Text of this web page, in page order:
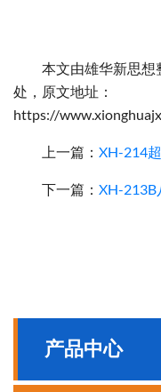
产品中心
本文由雄华新思想
处，原文地址：
https://
上一篇： XH-214
下一篇： XH-213B